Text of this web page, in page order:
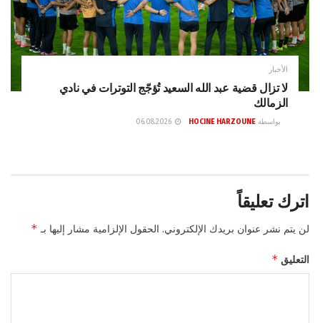
الأخبار
لا تزال قضية عبد الله السعيد تُؤجّج التوترات في نادي
الزمالك
بواسطة HOCINE HARZOUNE
اترك تعليقاً
لن يتم نشر عنوان بريدك الإلكتروني. الحقول الإلزامية مشار إليها بـ *
التعليق *